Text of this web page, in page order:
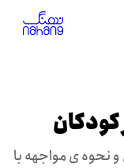
نحوه ی مواجهه با